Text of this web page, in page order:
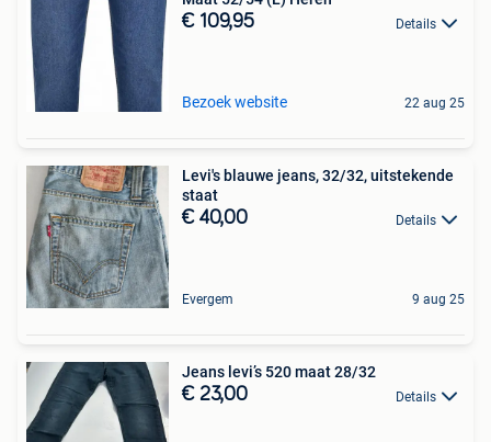
€ 109,95 Details
Bezoek website 22 aug 25
Levi's blauwe jeans, 32/32, uitstekende
staat
€ 40,00 Details
Evergem 9 aug 25
Jeans levi’s 520 maat 28/32
€ 23,00 Details